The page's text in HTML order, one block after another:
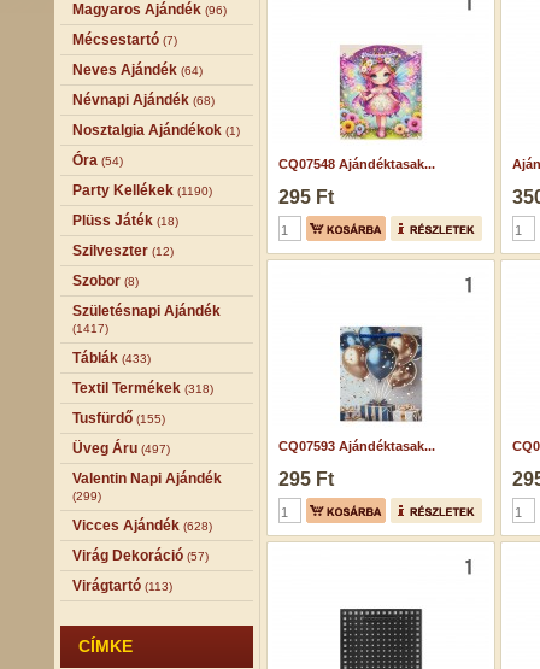
Magyaros Ajándék (96)
Mécsestartó (7)
Neves Ajándék (64)
Névnapi Ajándék (68)
Nosztalgia Ajándékok (1)
Óra (54)
Party Kellékek (1190)
Plüss Játék (18)
Szilveszter (12)
Szobor (8)
Születésnapi Ajándék
(1417)
Táblák (433)
Textil Termékek (318)
Tusfürdő (155)
Üveg Áru (497)
Valentin Napi Ajándék
(299)
Vicces Ajándék (628)
Virág Dekoráció (57)
Virágtartó (113)
CÍMKE
CQ07548 Ajándéktasak...
295 Ft
CQ07593 Ajándéktasak...
295 Ft